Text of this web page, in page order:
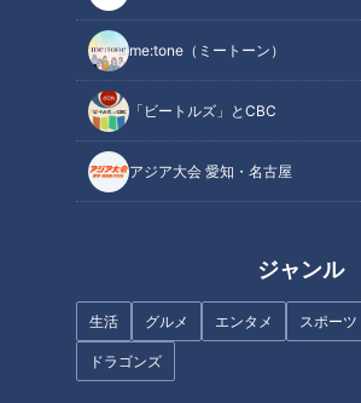
me:tone（ミートーン）
「ビートルズ」とCBC
アジア大会 愛知・名古屋
ジャンル
生活 グルメ エンタメ スポーツ
ドラゴンズ
『明日、地球が終わるなら』橋
本愛（スジナシ）
はYouTuber
『悪い女』鶴田真由（スジナ